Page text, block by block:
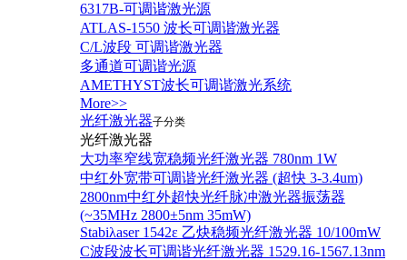
6317B-可调谐激光源
ATLAS-1550 波长可调谐激光器
C/L波段 可调谐激光器
多通道可调谐光源
AMETHYST波长可调谐激光系统
More>>
光纤激光器子分类
光纤激光器
大功率窄线宽稳频光纤激光器 780nm 1W
中红外宽带可调谐光纤激光器 (超快 3-3.4um)
2800nm中红外超快光纤脉冲激光器振荡器
(~35MHz 2800±5nm 35mW)
Stabiλaser 1542ε 乙炔稳频光纤激光器 10/100mW
C波段波长可调谐光纤激光器 1529.16-1567.13nm